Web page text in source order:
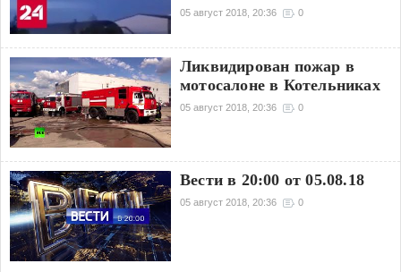
05 август 2018, 20:36 0
Ликвидирован пожар в
мотосалоне в Котельниках
05 август 2018, 20:36 0
Вести в 20:00 от 05.08.18
05 август 2018, 20:36 0